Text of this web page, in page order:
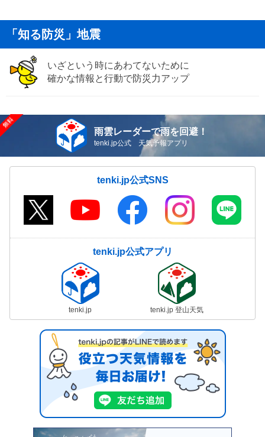
「知る防災」地震
いざという時にあわてないために
確かな情報と行動で防災力アップ
雨雲レーダーで雨を回避！
tenki.jp公式 天気予報アプリ
tenki.jp公式SNS
tenki.jp公式アプリ
tenki.jp tenki.jp 登山天気